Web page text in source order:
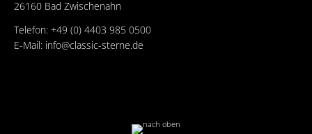
26160 Bad Zwischenahn
Telefon: +49 (0) 4403 985 0500
E-Mail: info@classic-sterne.de